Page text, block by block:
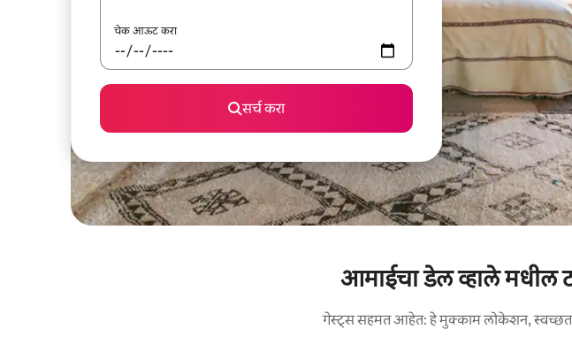
चेक आऊट करा
सर्च करा
आमाईचा डेल व्हाले मधील
गेस्ट्स सहमत आहेत: हे मुक्काम लोकेशन,